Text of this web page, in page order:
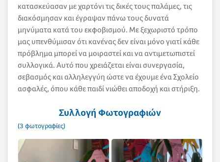
κατασκεύασαν με χαρτόνι τις δικές τους παλάμες, τις
διακόσμησαν και έγραψαν πάνω τους δυνατά
μηνύματα κατά του εκφοβισμού. Με ξεχωριστό τρόπο
μας υπενθύμισαν ότι κανένας δεν είναι μόνο γιατί κάθε
πρόβλημα μπορεί να μοιραστεί και να αντιμετωπιστεί
συλλογικά. Αυτό που χρειάζεται είναι συνεργασία,
σεβασμός και αλληλεγγύη ώστε να έχουμε ένα Σχολείο
ασφαλές, όπου κάθε παιδί νιώθει αποδοχή και στήριξη.
Συλλογή Φωτογραφιών
(3 φωτογραφίες)